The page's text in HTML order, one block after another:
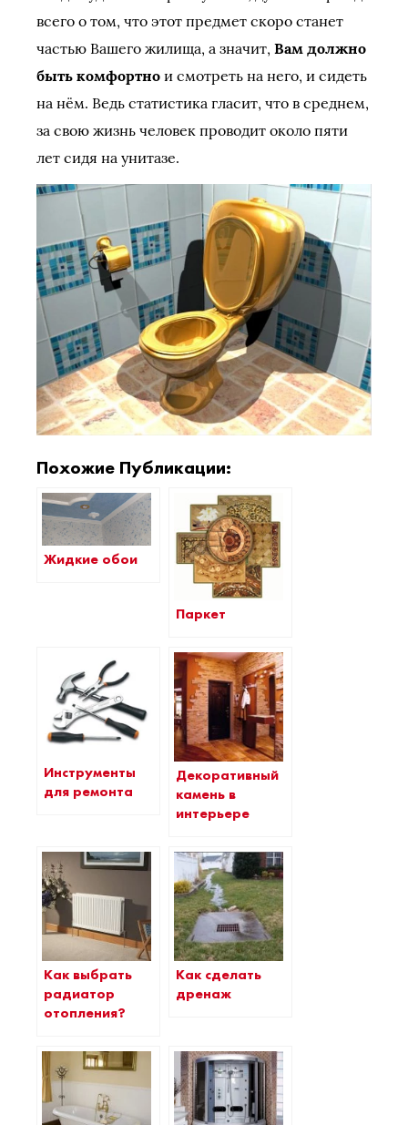
всего о том, что этот предмет скоро станет
частью Вашего жилища, а значит, Вам должно
быть комфортно и смотреть на него, и сидеть
на нём. Ведь статистика гласит, что в среднем,
за свою жизнь человек проводит около пяти
лет сидя на унитазе.
Похожие Публикации:
Жидкие обои
Паркет
Инструменты
для ремонта
Декоративный
камень в
интерьере
Как выбрать
радиатор
отопления?
Как сделать
дренаж